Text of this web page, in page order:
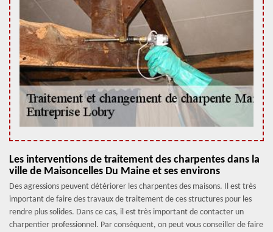
Les interventions de traitement des charpentes dans la
ville de Maisoncelles Du Maine et ses environs
Des agressions peuvent détériorer les charpentes des maisons. Il est très
important de faire des travaux de traitement de ces structures pour les
rendre plus solides. Dans ce cas, il est très important de contacter un
charpentier professionnel. Par conséquent, on peut vous conseiller de faire